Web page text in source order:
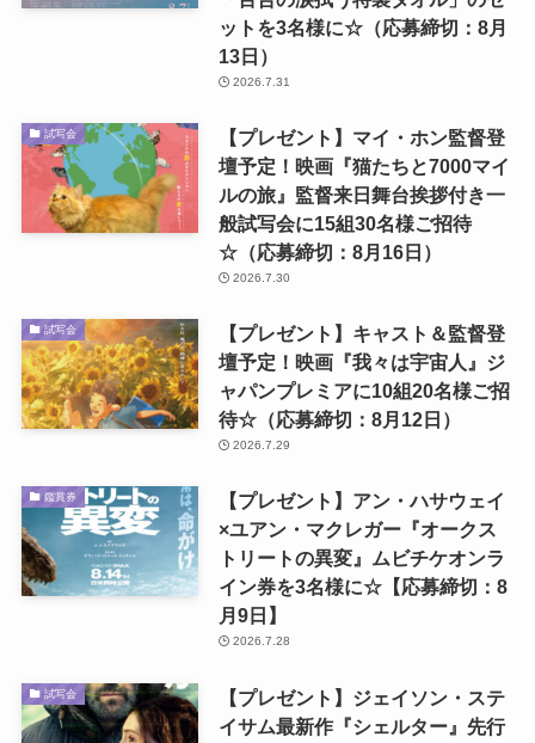
ットを3名様に☆（応募締切：8月
13日）
2026.7.31
試写会
【プレゼント】マイ・ホン監督登
壇予定！映画『猫たちと7000マイ
ルの旅』監督来日舞台挨拶付き一
般試写会に15組30名様ご招待
☆（応募締切：8月16日）
2026.7.30
試写会
【プレゼント】キャスト＆監督登
壇予定！映画『我々は宇宙人』ジ
ャパンプレミアに10組20名様ご招
待☆（応募締切：8月12日）
2026.7.29
鑑賞券
【プレゼント】アン・ハサウェイ
×ユアン・マクレガー『オークス
トリートの異変』ムビチケオンラ
イン券を3名様に☆【応募締切：8
月9日】
2026.7.28
試写会
【プレゼント】ジェイソン・ステ
イサム最新作『シェルター』先行